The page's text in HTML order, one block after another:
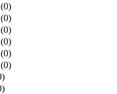
(0)
(0)
(0)
(0)
(0)
(0)
)
)